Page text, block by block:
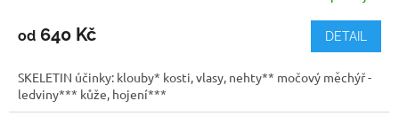
produktu
z
5
hvězdiček.
od 640 Kč DETAIL
SKELETIN účinky: klouby* kosti, vlasy, nehty** močový měchýř -
ledviny*** kůže, hojení***